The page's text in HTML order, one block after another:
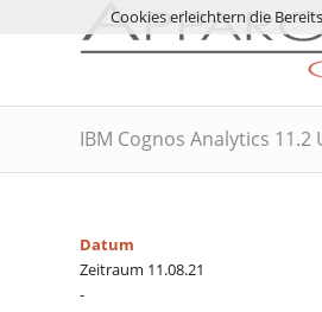
IBM Cognos Analytics
Datum
Zeitraum 11.08.21
-
Cookies erleichtern die